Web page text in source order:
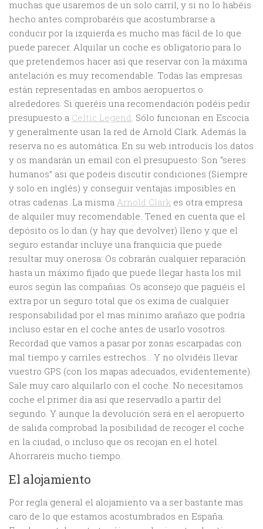
muchas que usaremos de un solo carril, y si no lo habéis
hecho antes comprobaréis que acostumbrarse a
conducir por la izquierda es mucho mas fácil de lo que
puede parecer. Alquilar un coche es obligatorio para lo
que pretendemos hacer así que reservar con la máxima
antelación es muy recomendable. Todas las empresas
están representadas en ambos aeropuertos o
alrededores. Si queréis una recomendación podéis pedir
presupuesto a Celtic Legend. Sólo funcionan en Escocia
y generalmente usan la red de Arnold Clark. Además la
reserva no es automática. En su web introducís los datos
y os mandarán un email con el presupuesto. Son “seres
humanos” asi que podeis discutir condiciones (Siempre
y solo en inglés) y conseguir ventajas imposibles en
otras cadenas. La misma Arnold Clark es otra empresa
de alquiler muy recomendable. Tened en cuenta que el
depósito os lo dan (y hay que devolver) lleno y que el
seguro estandar incluye una franquicia que puede
resultar muy onerosa: Os cobrarán cualquier reparación
hasta un máximo fijado que puede llegar hasta los mil
euros según las compañias. Os aconsejo que paguéis el
extra por un seguro total que os exima de cualquier
responsabilidad por el mas mínimo arañazo que podría
incluso estar en el coche antes de usarlo vosotros.
Recordad que vamos a pasar por zonas escarpadas con
mal tiempo y carriles estrechos… Y no olvidéis llevar
vuestro GPS (con los mapas adecuados, evidentemente).
Sale muy caro alquilarlo con el coche. No necesitamos
coche el primer dia así que reservadlo a partir del
segundo. Y aunque la devolución será en el aeropuerto
de salida comprobad la posibilidad de recoger el coche
en la ciudad, o incluso que os recojan en el hotel.
Ahorrareis mucho tiempo.
El alojamiento
Por regla general el alojamiento va a ser bastante mas
caro de lo que estamos acostumbrados en España.